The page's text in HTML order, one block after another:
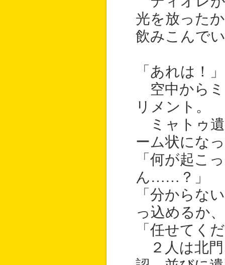
光を放った
飲みこんで
「あれは！」
空中からミ
リメント。
ミャトゥ遺
ーム状にな
「何が起こ
ん……？」
「分からな
っ込めるか
「任せてく
２人は北門